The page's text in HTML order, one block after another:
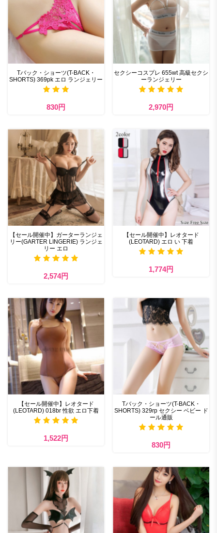
Tバック・ショーツ(T-BACK・
SHORTS) 369pk エロ ランジェリー
830円
セクシーコスプレ 655wt 高級セクシ
ーランジェリー
2,970円
【セール開催中】ガーターランジェ
リー(GARTER LINGERIE) ランジェ
リー エロ
2,574円
【セール開催中】レオタード
(LEOTARD) エロ い 下着
1,774円
【セール開催中】レオタード
(LEOTARD) 018br 性欲 エロ下着
1,522円
Tバック・ショーツ(T-BACK・
SHORTS) 329rp セクシー ベビー ド
ール通販
830円